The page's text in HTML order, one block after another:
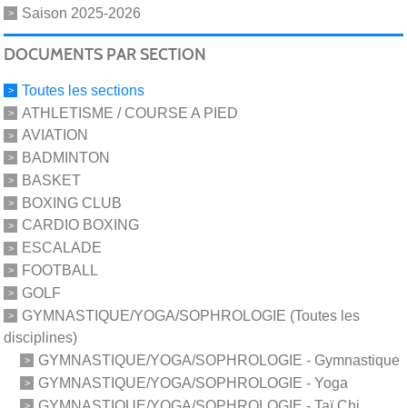
Saison 2025-2026
DOCUMENTS PAR SECTION
Toutes les sections
ATHLETISME / COURSE A PIED
AVIATION
BADMINTON
BASKET
BOXING CLUB
CARDIO BOXING
ESCALADE
FOOTBALL
GOLF
GYMNASTIQUE/YOGA/SOPHROLOGIE (Toutes les
disciplines)
GYMNASTIQUE/YOGA/SOPHROLOGIE - Gymnastique
GYMNASTIQUE/YOGA/SOPHROLOGIE - Yoga